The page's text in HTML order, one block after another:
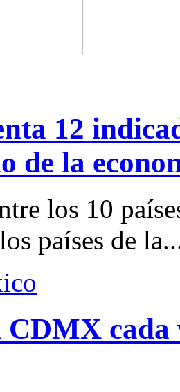
12
de la
los 10
países de
cada